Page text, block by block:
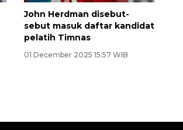
John Herdman disebut-
sebut masuk daftar kandidat
pelatih Timnas
01 December 2025 15:57 WIB